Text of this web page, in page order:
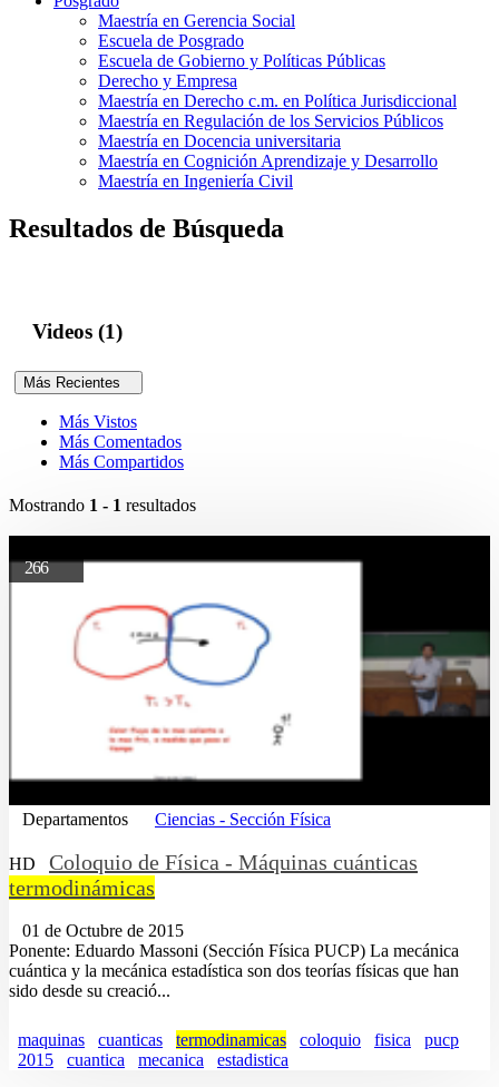
Maestría en Gerencia Social
Escuela de Posgrado
Escuela de Gobierno y Políticas Públicas
Derecho y Empresa
Maestría en Derecho c.m. en Política Jurisdiccional
Maestría en Regulación de los Servicios Públicos
Maestría en Docencia universitaria
Maestría en Cognición Aprendizaje y Desarrollo
Maestría en Ingeniería Civil
Resultados de Búsqueda
Videos (1)
Más Recientes
Más Vistos
Más Comentados
Más Compartidos
Mostrando 1 - 1 resultados
266
Departamentos Ciencias - Sección Física
HD
Coloquio de Física - Máquinas cuánticas
termodinámicas
01 de Octubre de 2015
Ponente: Eduardo Massoni (Sección Física PUCP) La mecánica
cuántica y la mecánica estadística son dos teorías físicas que han
sido desde su creació...
maquinas cuanticas termodinamicas coloquio fisica
pucp
2015
cuantica mecanica estadistica